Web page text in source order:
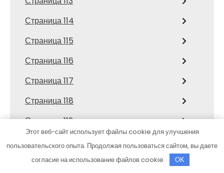
Страница 114
Страница 115
Страница 116
Страница 117
Страница 118
Страница 119
Страница 120
Этот веб-сайт использует файлы cookie для улучшения
пользовательского опыта. Продолжая пользоваться сайтом, вы даете
согласие на использование файлов cookie.
OK